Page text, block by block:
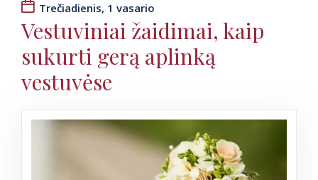
Trečiadienis, 1 vasario
Vestuviniai žaidimai, kaip
sukurti gerą aplinką
vestuvėse